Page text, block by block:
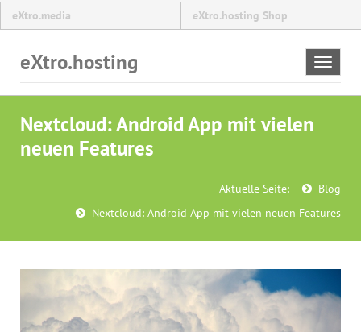
eXtro.media eXtro.hosting Shop
Toggle
eXtro.hosting
Nextcloud: Android App mit vielen
neuen Features
Aktuelle Seite:
Blog
Nextcloud: Android App mit vielen neuen Features